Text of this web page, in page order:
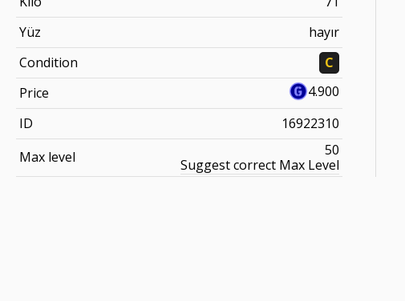
Yüz
hayır
Condition
C
Price
4.900
ID
16922310
Max level
50
Suggest correct Max Level